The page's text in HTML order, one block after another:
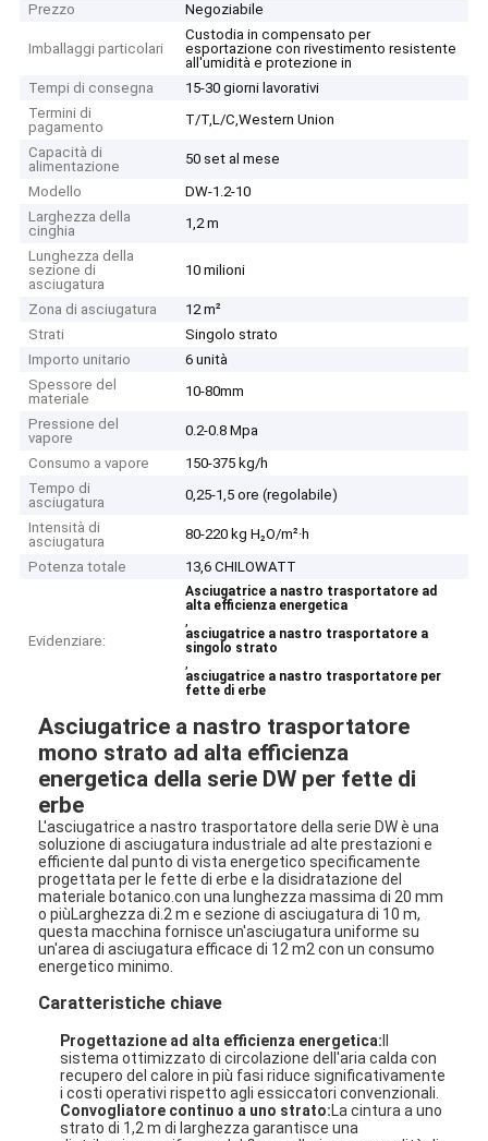
Prezzo
Negoziabile
Imballaggi particolari
Custodia in compensato per
esportazione con rivestimento resistente
all'umidità e protezione in
Tempi di consegna
15-30 giorni lavorativi
Termini di
pagamento
T/T,L/C,Western Union
Capacità di
alimentazione
50 set al mese
Modello
DW-1.2-10
Larghezza della
cinghia
1,2 m
Lunghezza della
sezione di
asciugatura
10 milioni
Zona di asciugatura
12 m²
Strati
Singolo strato
Importo unitario
6 unità
Spessore del
materiale
10-80mm
Pressione del
vapore
0.2-0.8 Mpa
Consumo a vapore
150-375 kg/h
Tempo di
asciugatura
0,25-1,5 ore (regolabile)
Intensità di
asciugatura
80-220 kg H₂O/m²·h
Potenza totale
13,6 CHILOWATT
Evidenziare:
Asciugatrice a nastro trasportatore ad
alta efficienza energetica
,
asciugatrice a nastro trasportatore a
singolo strato
,
asciugatrice a nastro trasportatore per
fette di erbe
Asciugatrice a nastro trasportatore
mono strato ad alta efficienza
energetica della serie DW per fette di
erbe
L'asciugatrice a nastro trasportatore della serie DW è una
soluzione di asciugatura industriale ad alte prestazioni e
efficiente dal punto di vista energetico specificamente
progettata per le fette di erbe e la disidratazione del
materiale botanico.con una lunghezza massima di 20 mm
o piùLarghezza di.2 m e sezione di asciugatura di 10 m,
questa macchina fornisce un'asciugatura uniforme su
un'area di asciugatura efficace di 12 m2 con un consumo
energetico minimo.
Caratteristiche chiave
Progettazione ad alta efficienza energetica:
sistema ottimizzato di circolazione dell'aria calda con
recupero del calore in più fasi riduce significativamente
i costi operativi rispetto agli essiccatori convenzionali.
Convogliatore continuo a uno strato:La cintura a uno
strato di 1,2 m di larghezza garantisce una